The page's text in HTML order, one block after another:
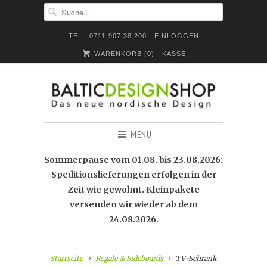
TEL.: 0711-907 38 200 EINLOGGEN
WARENKORB (0) KASSE
MENÜ
Sommerpause vom 01.08. bis 23.08.2026:
Speditionslieferungen erfolgen in der
Zeit wie gewohnt. Kleinpakete
versenden wir wieder ab dem
24.08.2026.
Startseite Regale & Sideboards TV-Schrank